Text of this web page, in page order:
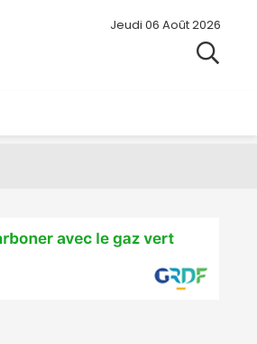
Jeudi 06 Août 2026